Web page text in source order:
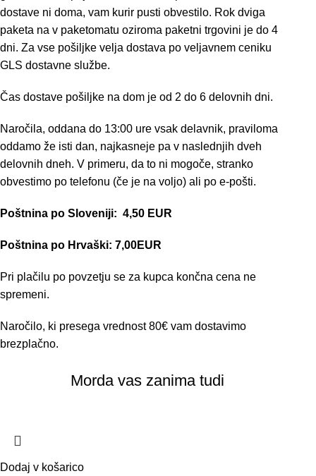
dostave ni doma, vam kurir pusti obvestilo. Rok dviga
paketa na v paketomatu oziroma paketni trgovini je do 4
dni. Za vse pošiljke velja dostava po veljavnem ceniku
GLS dostavne službe.
Čas dostave pošiljke na dom je od 2 do 6 delovnih dni.
Naročila, oddana do 13:00 ure vsak delavnik, praviloma
oddamo že isti dan, najkasneje pa v naslednjih dveh
delovnih dneh. V primeru, da to ni mogoče, stranko
obvestimo po telefonu (če je na voljo) ali po e-pošti.
Poštnina po Sloveniji: 4,50 EUR
Poštnina po Hrvaški: 7,00EUR
Pri plačilu po povzetju se za kupca končna cena ne
spremeni.
Naročilo, ki presega vrednost 80€ vam dostavimo
brezplačno.
Morda vas zanima tudi
Dodaj v košarico